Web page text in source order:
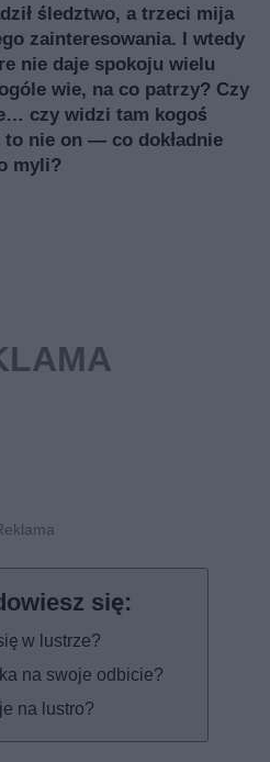
śledztwo, a trzeci mija
zainteresowania. I wtedy
nie daje spokoju wielu
wie, na co patrzy? Czy
czy widzi tam kogoś
to nie on — co dokładnie
myli?
w lustrze?
na swoje odbicie?
na lustro?